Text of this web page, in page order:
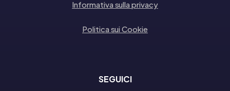
Informativa sulla privacy
Politica sui Cookie
SEGUICI